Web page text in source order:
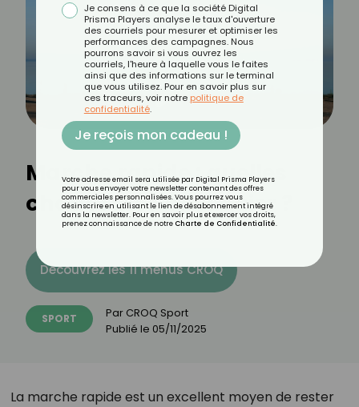
Marche rapide : quelles
chaussures privilégier ?
Découvrez les 11 menus CROQ
SPORT Par CROQ Sport
Publié le 05/11/2025
La marche rapide est un excellent moyen de rester
Je consens à ce que la société Digital
Prisma Players analyse le taux d'ouverture
des courriels pour mesurer et optimiser les
performances des campagnes. Nous
pourrons savoir si vous ouvrez les
courriels, l'heure à laquelle vous le faites
ainsi que des informations sur le terminal
que vous utilisez. Pour en savoir plus sur
ces traceurs, voir notre politique de
confidentialité.
Je reçois mon cadeau !
Votre adresse email sera utilisée par Digital Prisma Players
pour vous envoyer votre newsletter contenant des offres
commerciales personnalisées. Vous pourrez vous
désinscrire en utilisant le lien de désabonnement intégré
dans la newsletter. Pour en savoir plus et exercer vos droits,
prenez connaissance de notre Charte de Confidentialité.